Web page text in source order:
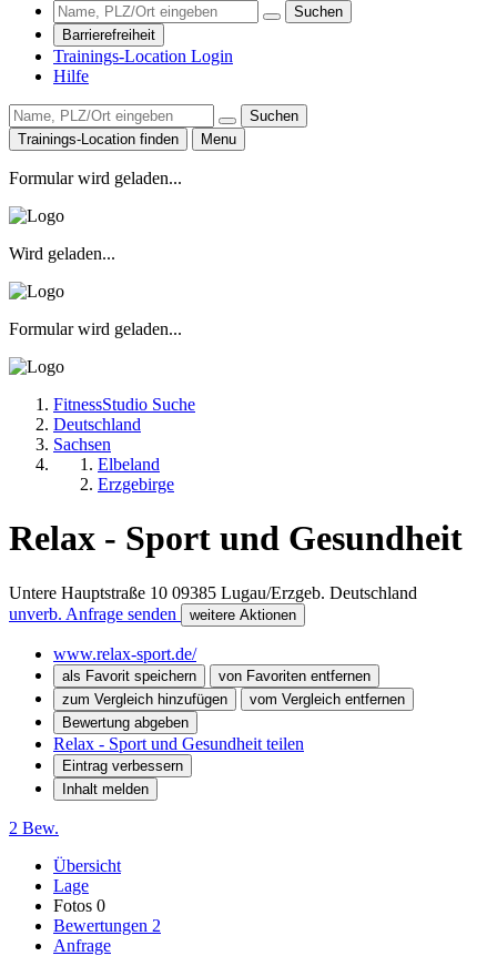
Suchen
Barrierefreiheit
Trainings-Location Login
Hilfe
Suchen
Trainings-Location finden
Menu
Formular wird geladen...
Wird geladen...
Formular wird geladen...
FitnessStudio Suche
Deutschland
Sachsen
Elbeland
Erzgebirge
Relax - Sport und Gesundheit
Untere Hauptstraße 10 09385 Lugau/Erzgeb. Deutschland
unverb. Anfrage senden
weitere Aktionen
www.relax-sport.de/
als Favorit speichern
von Favoriten entfernen
zum Vergleich hinzufügen
vom Vergleich entfernen
Bewertung abgeben
Relax - Sport und Gesundheit teilen
Eintrag verbessern
Inhalt melden
2 Bew.
Übersicht
Lage
Fotos 0
Bewertungen 2
Anfrage